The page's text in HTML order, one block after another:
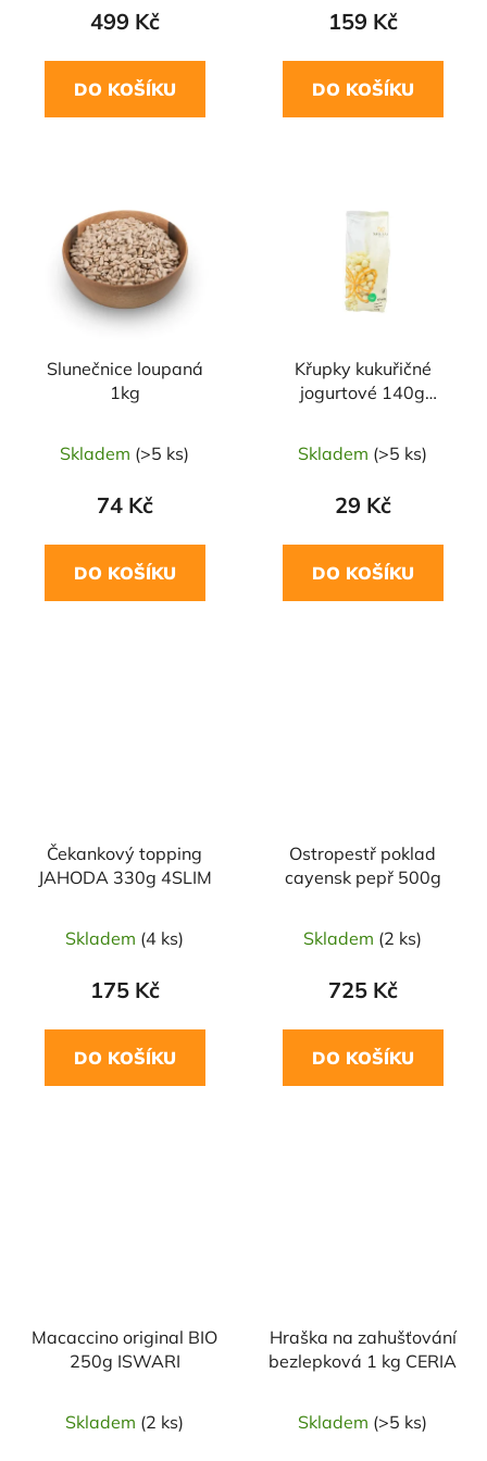
499 Kč
DO KOŠÍKU
159 Kč
DO KOŠÍKU
Slunečnice loupaná
1kg
Skladem (>5 ks)
74 Kč
DO KOŠÍKU
Křupky kukuřičné
jogurtové 140g
Skladem (>5 ks)
29 Kč
DO KOŠÍKU
Čekankový topping
JAHODA 330g 4SLIM
Skladem (4 ks)
175 Kč
DO KOŠÍKU
Ostropestř poklad
cayensk pepř 500g
Skladem (2 ks)
725 Kč
DO KOŠÍKU
Macaccino original BIO
250g ISWARI
Skladem (2 ks)
Hraška na zahušťování
bezlepková 1 kg CERIA
Skladem (>5 ks)